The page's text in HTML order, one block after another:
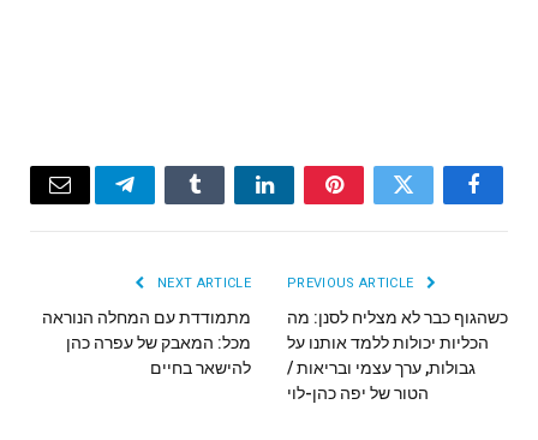
Facebook
Twitter
Pinterest
LinkedIn
Tumblr
Telegram
Email
כשהגוף כבר לא מצליח לסנן: מה
הכליות יכולות ללמד אותנו על
גבולות, ערך עצמי ובריאות /
הטור של יפה כהן-לוי
NEXT ARTICLE
מתמודדת עם המחלה הנוראה
‬להישאר‭ ‬בחיים